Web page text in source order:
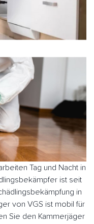
Tag und Nacht in
ist seit
in
von VGS ist mobil für
Sie den Kammerjäger